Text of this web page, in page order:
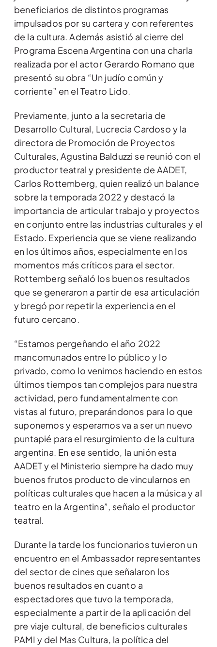
beneficiarios de distintos programas
impulsados por su cartera y con referentes
de la cultura. Además asistió al cierre del
Programa Escena Argentina con una charla
realizada por el actor Gerardo Romano que
presentó su obra “Un judío común y
corriente” en el Teatro Lido.
Previamente, junto a la secretaria de
Desarrollo Cultural, Lucrecia Cardoso y la
directora de Promoción de Proyectos
Culturales, Agustina Balduzzi se reunió con el
productor teatral y presidente de AADET,
Carlos Rottemberg, quien realizó un balance
sobre la temporada 2022 y destacó la
importancia de articular trabajo y proyectos
en conjunto entre las industrias culturales y el
Estado. Experiencia que se viene realizando
en los últimos años, especialmente en los
momentos más críticos para el sector.
Rottemberg señaló los buenos resultados
que se generaron a partir de esa articulación
y bregó por repetir la experiencia en el
futuro cercano.
“Estamos pergeñando el año 2022
mancomunados entre lo público y lo
privado, como lo venimos haciendo en estos
últimos tiempos tan complejos para nuestra
actividad, pero fundamentalmente con
vistas al futuro, preparándonos para lo que
suponemos y esperamos va a ser un nuevo
puntapié para el resurgimiento de la cultura
argentina. En ese sentido, la unión esta
AADET y el Ministerio siempre ha dado muy
buenos frutos producto de vincularnos en
políticas culturales que hacen a la música y al
teatro en la Argentina”, señalo el productor
teatral.
Durante la tarde los funcionarios tuvieron un
encuentro en el Ambassador representantes
del sector de cines que señalaron los
buenos resultados en cuanto a
espectadores que tuvo la temporada,
especialmente a partir de la aplicación del
pre viaje cultural, de beneficios culturales
PAMI y del Mas Cultura, la política del